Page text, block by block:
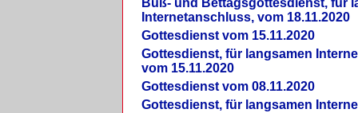
Buß- und Bettagsgottesdienst, für
Internetanschluss, vom 18.11.2020
Gottesdienst vom 15.11.2020
Gottesdienst, für langsamen
vom 15.11.2020
Gottesdienst vom 08.11.2020
Gottesdienst, für langsamen